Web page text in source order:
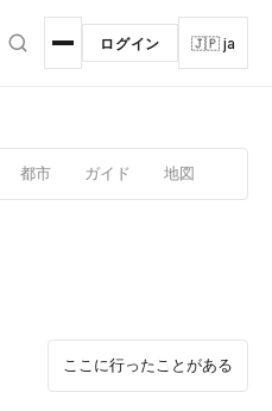
ログイン 🇯🇵 ja
都市 ガイド 地図
ここに行ったことがある